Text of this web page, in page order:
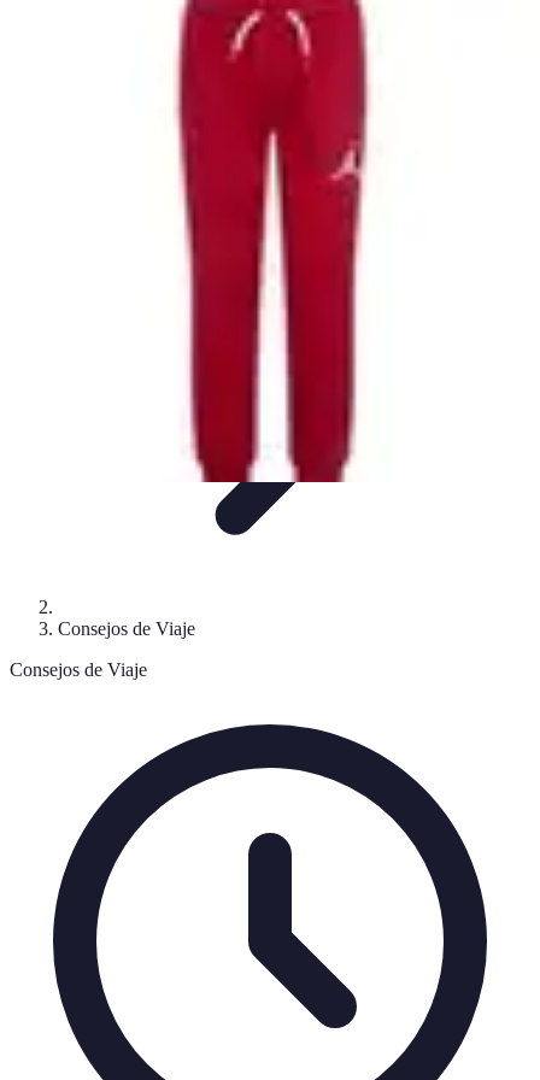
Cultura y Experiencias
Tecnología y Gadgets
Consejos de Viaje
Consejos de Viaje